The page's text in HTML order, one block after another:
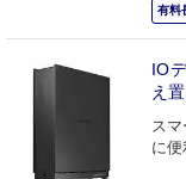
有料
IO
え
ス
に